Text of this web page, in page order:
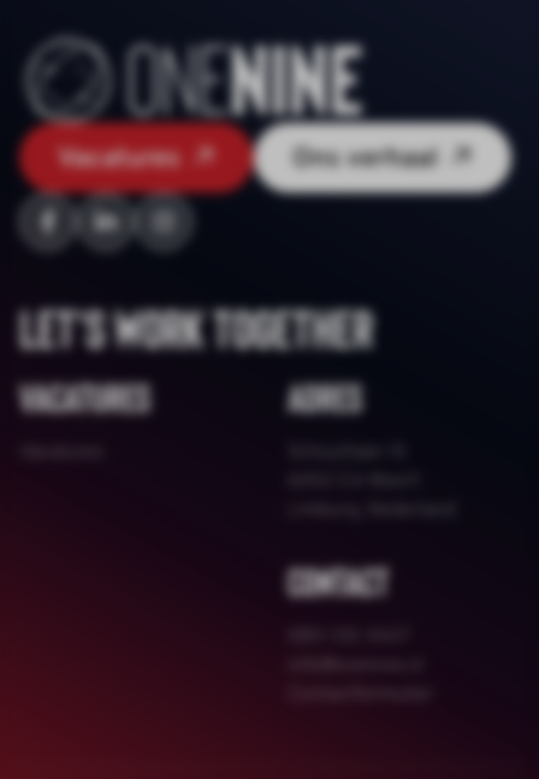
Vacatures Ons verhaal
Let's work together
Vacatures Adres
Contact